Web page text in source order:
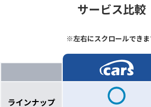
サービス比較
※左右にスクロールでき